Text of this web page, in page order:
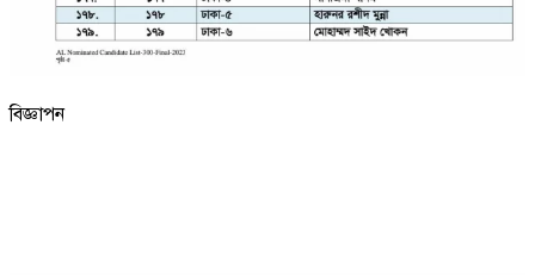
বিজ্ঞাপন